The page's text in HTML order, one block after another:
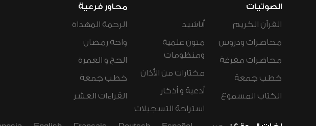
الصوتيات
القرآن الكريم
محاضرات ودروس
محاضرات مفرغة
خطب جمعة
الكتاب المسموع
أناشيد
متون علمية
ومنظومات
مختارات من الأذان
أدعية و أذكار
استراحة التسجيلات
محاور فرعية
الرحمة المهداة
واحة رمضان
الحج و العمرة
خطب جمعة
القراءات العشر